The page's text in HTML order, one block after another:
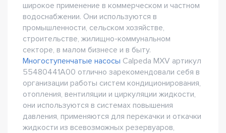
широкое применение в коммерческом и частном
водоснабжении. Они используются в
промышленности, сельском хозяйстве,
строительстве, жилищно-коммунальном
секторе, в малом бизнесе и в быту.
Многоступенчатые насосы Сalpeda MXV артикул
55480441A00 отлично зарекомендовали себя в
организации работы систем кондиционирования,
отопления, вентиляции и циркуляции жидкости,
они используются в системах повышения
давления, применяются для перекачки и откачки
жидкости из всевозможных резервуаров,